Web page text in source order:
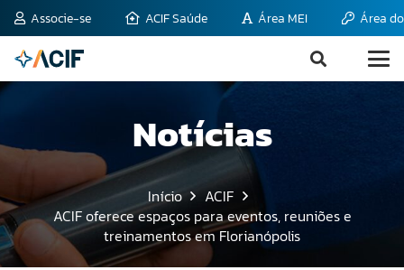
Associe-se ACIF Saúde Área MEI Área
Notícias
Início
ACIF
ACIF oferece espaços para eventos, reuniões e
treinamentos em Florianópolis